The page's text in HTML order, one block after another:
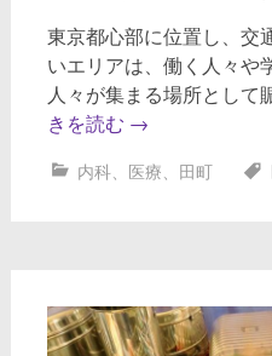
東京都心部に位置し、交
いエリアは、働く人々や
人々が集まる場所として
きを読む →
内科、 医療、 田町